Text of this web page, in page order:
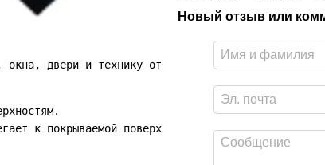
двери и технику от пыли и грязи во время
к покрываемой поверхности, притягивает и
Новый отзыв или